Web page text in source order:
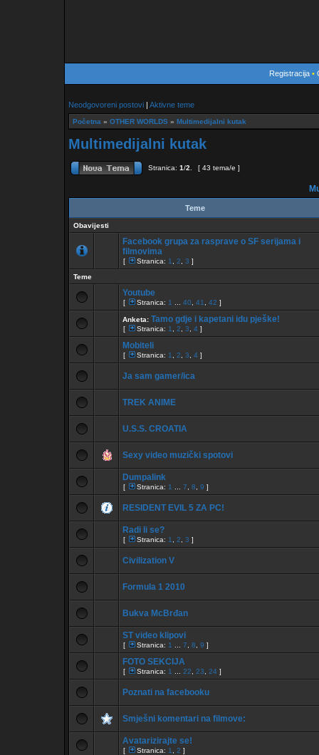
Registracija•
Neodgovoreni postovi | Aktivne teme
Početna » OTHER WORLDS » Multimedijalni kutak
Multimedijalni kutak
Stranica: 1/2 [ 43 tema/e ]
Teme
Obavijesti
Facebook grupa za rasprave o SF serijama i
filmovima
[ Stranica: 1 2 3 ]
Teme
Youtube
[ Stranica: 1 40 41 42 ]
Anketa: Tamo gdje i kapetani idu pješke!
[ Stranica: 1 2 3 4 ]
Mobiteli
[ Stranica: 1 2 3 4 ]
Ja sam gamer/ica
TREK ANIME
U.S.S. CROATIA
Sexy video muzički spotovi
Dumpalink
[ Stranica: 1 7 8 9 ]
RESIDENT EVIL 5 ZA PC!
Radi li se?
[ Stranica: 1 2 3 ]
Civilization V
Formula 1 2010
Bukva McBrđan
ST video klipovi
[ Stranica: 1 7 8 9 ]
FOTO SEKCIJA
[ Stranica: 1 22 23 24 ]
Poznati na facebooku
Smješni komentari na filmove:
Avatarizirajte se!
[ Stranica: 1 2 ]